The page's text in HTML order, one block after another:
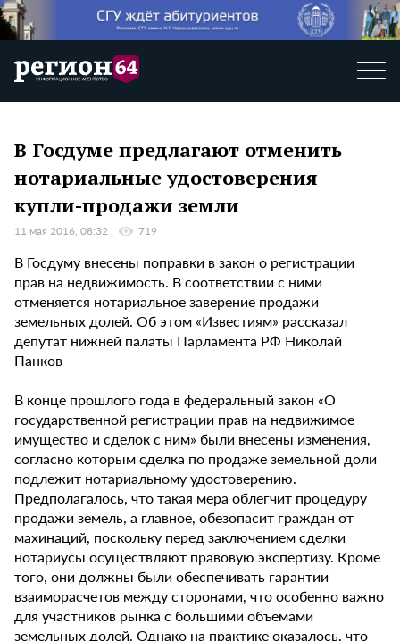
В Госдуме предлагают отменить
нотариальные удостоверения
купли-продажи земли
11 мая 2016, 08:32 719
В Госдуму внесены поправки в закон о регистрации
прав на недвижимость. В соответствии с ними
отменяется нотариальное заверение продажи
земельных долей. Об этом «Известиям» рассказал
депутат нижней палаты Парламента РФ Николай
Панков
В конце прошлого года в федеральный закон «О
государственной регистрации прав на недвижимое
имущество и сделок с ним» были внесены изменения,
согласно которым сделка по продаже земельной доли
подлежит нотариальному удостоверению.
Предполагалось, что такая мера облегчит процедуру
продажи земель, а главное, обезопасит граждан от
махинаций, поскольку перед заключением сделки
нотариусы осуществляют правовую экспертизу. Кроме
того, они должны были обеспечивать гарантии
взаиморасчетов между сторонами, что особенно важно
для участников рынка с большими объемами
земельных долей. Однако на практике оказалось, что